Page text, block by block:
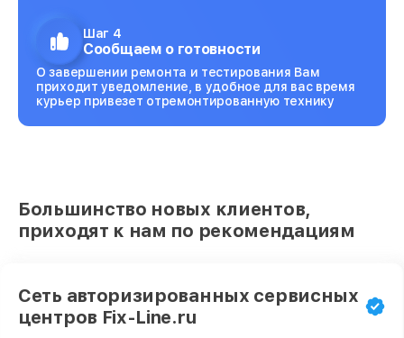
Шаг 4
Сообщаем о готовности
О завершении ремонта и тестирования Вам
приходит уведомление, в удобное для вас время
курьер привезет отремонтированную технику
Большинство новых клиентов,
приходят к нам по рекомендациям
Сеть авторизированных сервисных
центров Fix-Line.ru